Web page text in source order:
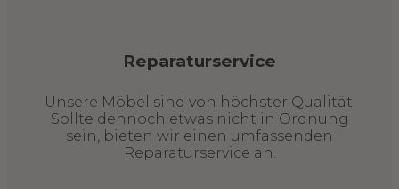
Reparaturservice
Unsere Möbel sind von höchster Qualität.
Sollte dennoch etwas nicht in Ordnung
sein, bieten wir einen umfassenden
Reparaturservice an.